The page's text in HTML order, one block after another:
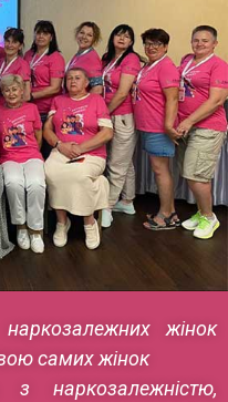
наркозалежних жінок
самих жінок
наркозалежністю,